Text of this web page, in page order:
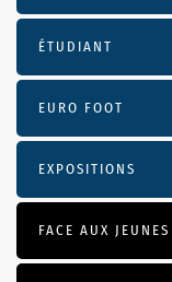
ÉTUDIANT
EURO FOOT
EXPOSITIONS
FACE AUX JEUNES